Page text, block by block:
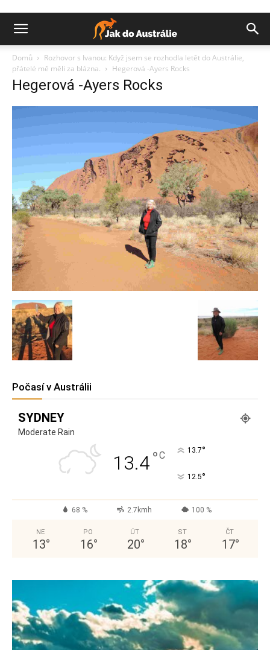
Domů
Rozhovor s Ivanou: Když jsem se rozhodla letět do Austrálie,
přátelé mě měli za blázna.
Hegerová -Ayers Rocks
Hegerová -Ayers Rocks
Počasí v Austrálii
SYDNEY
Moderate Rain
13.4°C 13.7°
12.5°
68 % 2.7kmh 100 %
NE
13°
PO
16°
ÚT
20°
ST
18°
ČT
17°